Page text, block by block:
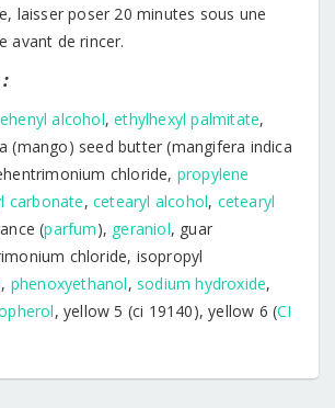
laisser poser 20 minutes sous une
avant de rincer.
alcohol,ethylhexyl palmitate,
(mango) seed butter (mangifera indica
chloride, propylene
carbonate,cetearyl alcohol, cetearyl
(parfum), geraniol, guar
chloride, isopropyl
, phenoxyethanol,sodium hydroxide,
, yellow 5 (ci 19140), yellow 6 (CI